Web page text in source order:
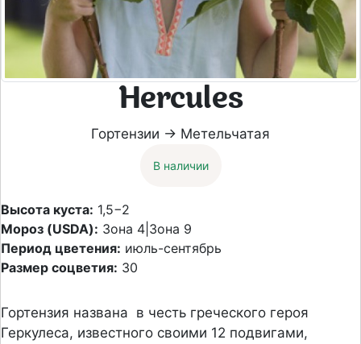
Hercules
Гортензии → Метельчатая
В наличии
Высота куста: 1,5−2
Мороз (USDA): Зона 4|Зона 9
Период цветения: июль-сентябрь
Размер соцветия: 30
Гортензия названа в честь греческого героя
Геркулеса, известного своими 12 подвигами,